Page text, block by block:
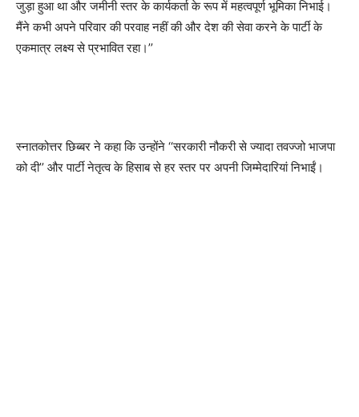
जुड़ा हुआ था और जमीनी स्तर के कार्यकर्ता के रूप में महत्वपूर्ण भूमिका निभाई।
मैंने कभी अपने परिवार की परवाह नहीं की और देश की सेवा करने के पार्टी के
एकमात्र लक्ष्य से प्रभावित रहा।’’
स्नातकोत्तर छिब्बर ने कहा कि उन्होंने ‘‘सरकारी नौकरी से ज्यादा तवज्जो भाजपा
को दी’’ और पार्टी नेतृत्व के हिसाब से हर स्तर पर अपनी जिम्मेदारियां निभाईं।